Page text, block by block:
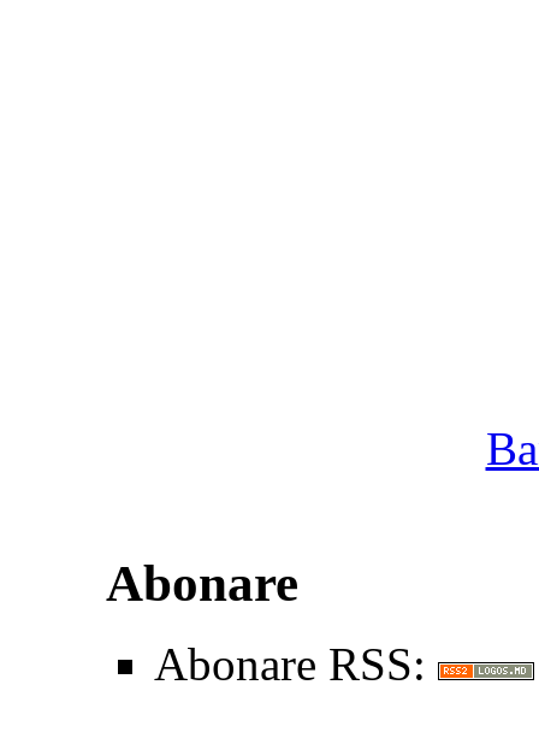
Abonare
Abonare RSS: